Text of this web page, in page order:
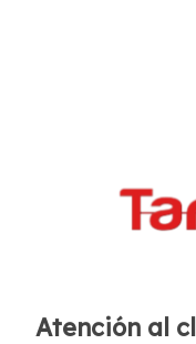
Atención al